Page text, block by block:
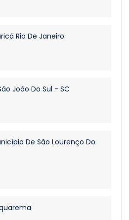
Rio De Janeiro
João Do Sul - SC
De São Lourenço Do